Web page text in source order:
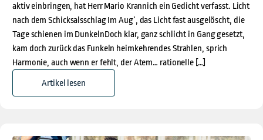
aktiv einbringen, hat Herr Mario Krannich ein Gedicht verfasst. Licht
nach dem Schicksalsschlag Im Aug’, das Licht fast ausgelöscht, die
Tage schienen im DunkelnDoch klar, ganz schlicht in Gang gesetzt,
kam doch zurück das Funkeln heimkehrendes Strahlen, sprich
Harmonie, auch wenn er fehlt, der Atem… rationelle […]
Artikel lesen